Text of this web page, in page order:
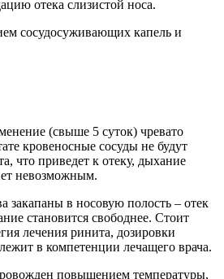
отека слизистой носа.
сосудосуживающих капель и
(свыше 5 суток) чревато
кровеносные сосуды не будут
что приведет к отеку, дыхание
невозможным.
закапаны в носовую полость – отек
становится свободнее. Стоит
лечения ринита, дозировки
в компетенции лечащего врача.
повышением температуры,